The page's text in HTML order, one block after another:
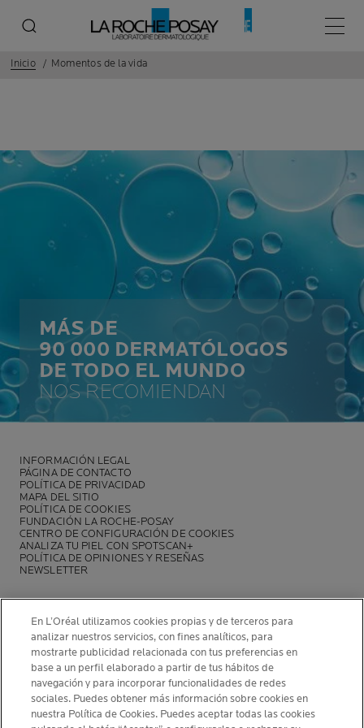
Menú
Inicio Momentos de la vida
MÁS DE
90 000 DERMATÓLOGOS
DE TODO EL MUNDO
NOS RECOMIENDAN
INFORMACIÓN LEGAL
PÁGINA DE CONTACTO
POLÍTICA DE PRIVACIDAD
MAPA DEL SITIO
POLÍTICA DE COOKIES
FUNDACIÓN LA ROCHE-POSAY
CENTRO DE CONFIGURACIÓN DE COOKIES
ANALIZA TU PIEL CON SPOTSCAN+
POLÍTICA DE OPINIONES Y RESEÑAS
NEWSLETTER
INFORMACIÓN DEL FABRICANTE
COSMETIQUE ACTIVE INTERNATIONAL
La Roche-Posay Laboratoire Dermatologique CAI
86270 La Roche-Posay France
En L’Oréal utilizamos cookies propias y de terceros para
analizar nuestros servicios, con fines analíticos, para
mostrarte publicidad relacionada con tus preferencias en
base a un perfil elaborado a partir de tus hábitos de
navegación y para incorporar funcionalidades de redes
sociales. Puedes obtener más información sobre cookies en
nuestra Política de Cookies. Puedes aceptar todas las cookies